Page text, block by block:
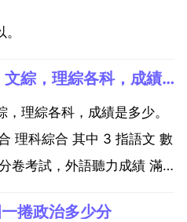
陝西高考總分是多上，文綜，理綜各科，成績是多少。
理綜各科，成績是多少。
理科綜合 其中 3 指語文 數
卷考試，外語聽力成績 滿
物的綜合。語文 數學 外語
捲政治多少分